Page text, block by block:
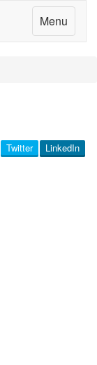
Menu
LinkedIn
Twitter